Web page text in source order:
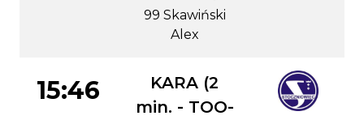
99 Skawiński
Alex
15:46
KARA (2
min. - TOO-